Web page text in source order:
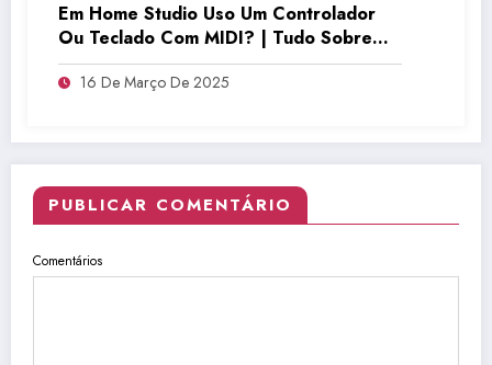
Em Home Studio Uso Um Controlador
Ou Teclado Com MIDI? | Tudo Sobre
Teclado Musical
16 De Março De 2025
PUBLICAR COMENTÁRIO
Comentários